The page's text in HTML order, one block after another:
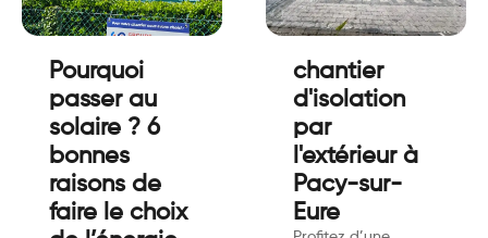
Pourquoi
passer au
solaire ? 6
bonnes
raisons de
faire le choix
chantier
d'isolation
par
l'extérieur à
Pacy-sur-
Eure